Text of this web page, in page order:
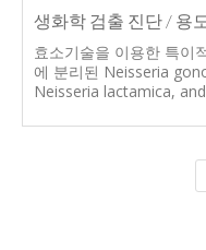
생화학 검출 진단 / 용
효소기술을 이용한 특이
에 분리된 Neisseria
Neisseria lactamica,